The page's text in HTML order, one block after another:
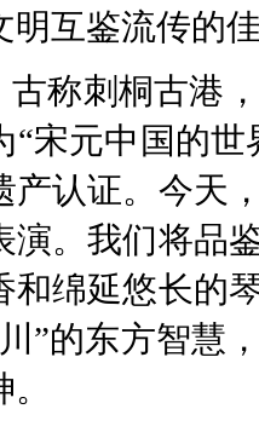
明互鉴流传的
古称刺桐古港
“宋元中国的
产认证。今天
演。我们将品
和绵延悠长的
”的东方智慧